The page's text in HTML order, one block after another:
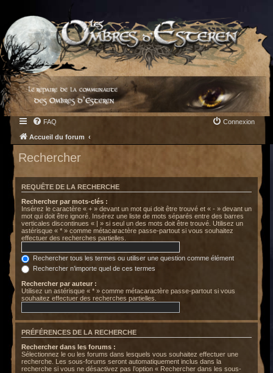
FAQ Connexion
Accueil du forum
Rechercher
REQUÊTE DE LA RECHERCHE
Rechercher par mots-clés :
Insérez le caractère « + » devant un mot qui doit être trouvé et « - » devant un
mot qui doit être ignoré. Insérez une liste de mots séparés entre des barres
verticales discontinues « | » si seul un des mots doit être trouvé. Utilisez un
astérisque « * » comme métacaractère passe-partout si vous souhaitez
effectuer des recherches partielles.
Rechercher tous les termes ou utiliser une question comme élément
Rechercher n’importe quel de ces termes
Rechercher par auteur :
Utilisez un astérisque « * » comme métacaractère passe-partout si vous
souhaitez effectuer des recherches partielles.
PRÉFÉRENCES DE LA RECHERCHE
Rechercher dans les forums :
Sélectionnez le ou les forums dans lesquels vous souhaitez effectuer une
recherche. Les sous-forums seront automatiquement inclus dans la
recherche si vous ne désactivez pas l’option « Rechercher dans les sous-